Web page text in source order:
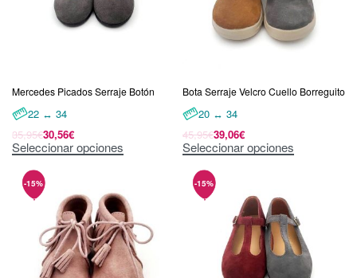
Mercedes Picados Serraje Botón
22 ↔ 34
35,95€30,56€
Seleccionar opciones
Bota Serraje Velcro Cuello Borreguito
20 ↔ 34
45,95€39,06€
Seleccionar opciones